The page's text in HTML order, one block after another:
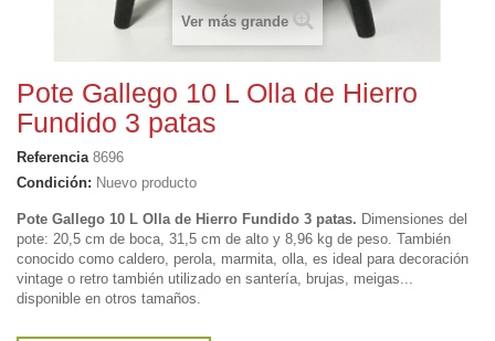
Ver más grande
Pote Gallego 10 L Olla de Hierro
Fundido 3 patas
Referencia 8696
Condición: Nuevo producto
Pote Gallego 10 L Olla de Hierro Fundido 3 patas. Dimensiones del
pote: 20,5 cm de boca, 31,5 cm de alto y 8,96 kg de peso. También
conocido como caldero, perola, marmita, olla, es ideal para decoración
vintage o retro también utilizado en santería, brujas, meigas...
disponible en otros tamaños.